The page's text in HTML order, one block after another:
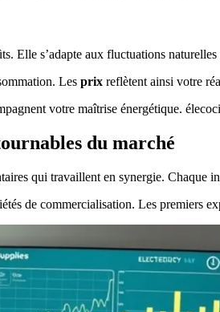
Elle s’adapte aux fluctuations
Les prix reflètent ainsi votre
votre maîtrise énergétique.
du marché
qui travaillent en synergie. Chaque
de commercialisation. Les premiers